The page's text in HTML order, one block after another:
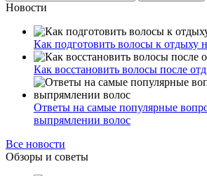
Новости
Как подготовить волосы к отдыху
Как восстановить волосы после
Ответы на самые популярные
выпрямлении волос
Все новости
Обзоры и советы